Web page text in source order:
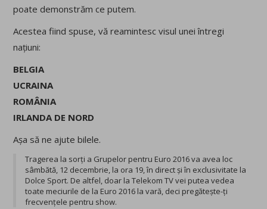
poate demonstrăm ce putem.
Acestea fiind spuse, vă reamintesc visul unei întregi
națiuni:
BELGIA
UCRAINA
ROMÂNIA
IRLANDA DE NORD
Așa să ne ajute bilele.
Tragerea la sorți a Grupelor pentru Euro 2016 va avea loc
sâmbătă, 12 decembrie, la ora 19, în direct și în exclusivitate la
Dolce Sport. De altfel, doar la Telekom TV vei putea vedea
toate meciurile de la Euro 2016 la vară, deci pregătește-ți
frecvențele pentru show.